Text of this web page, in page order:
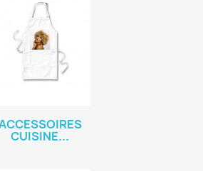
CUISINE...